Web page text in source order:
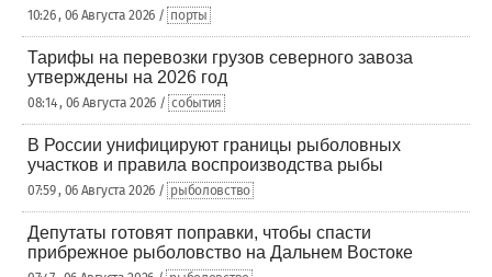
10:26 , 06 Августа 2026 / порты
Тарифы на перевозки грузов северного завоза
утверждены на 2026 год
08:14 , 06 Августа 2026 / события
В России унифицируют границы рыболовных
участков и правила воспроизводства рыбы
07:59 , 06 Августа 2026 / рыболовство
Депутаты готовят поправки, чтобы спасти
прибрежное рыболовство на Дальнем Востоке